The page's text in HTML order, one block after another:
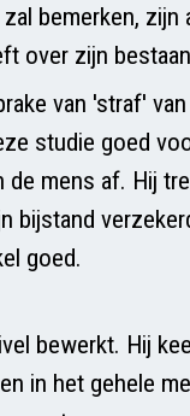
bemerken,
over zijn
van 'straf'
studie goed
de mens af. Hij
bijstand
goed.
bewerkt. Hij
in het gehele